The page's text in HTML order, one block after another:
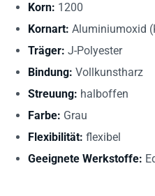
Korn: 1200
Kornart: Aluminiumoxid
Träger: J-Polyester
Bindung: Vollkunstharz
Streuung: halboffen
Farbe: Grau
Flexibilität: flexibel
Geeignete Werkstoffe: